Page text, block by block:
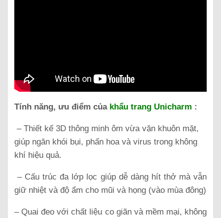
Tính năng, ưu điểm của khẩu trang Unicharm :
– Thiết kế 3D thông minh ôm vừa vặn khuôn mặt,
giúp ngăn khói bụi, phấn hoa và virus trong không
khí hiệu quả.
– Cấu trúc đa lớp lọc giúp dễ dàng hít thở mà vẫn
giữ nhiệt và độ ẩm cho mũi và họng (vào mùa đông)
– Quai đeo với chất liệu co giãn và mềm mại, không